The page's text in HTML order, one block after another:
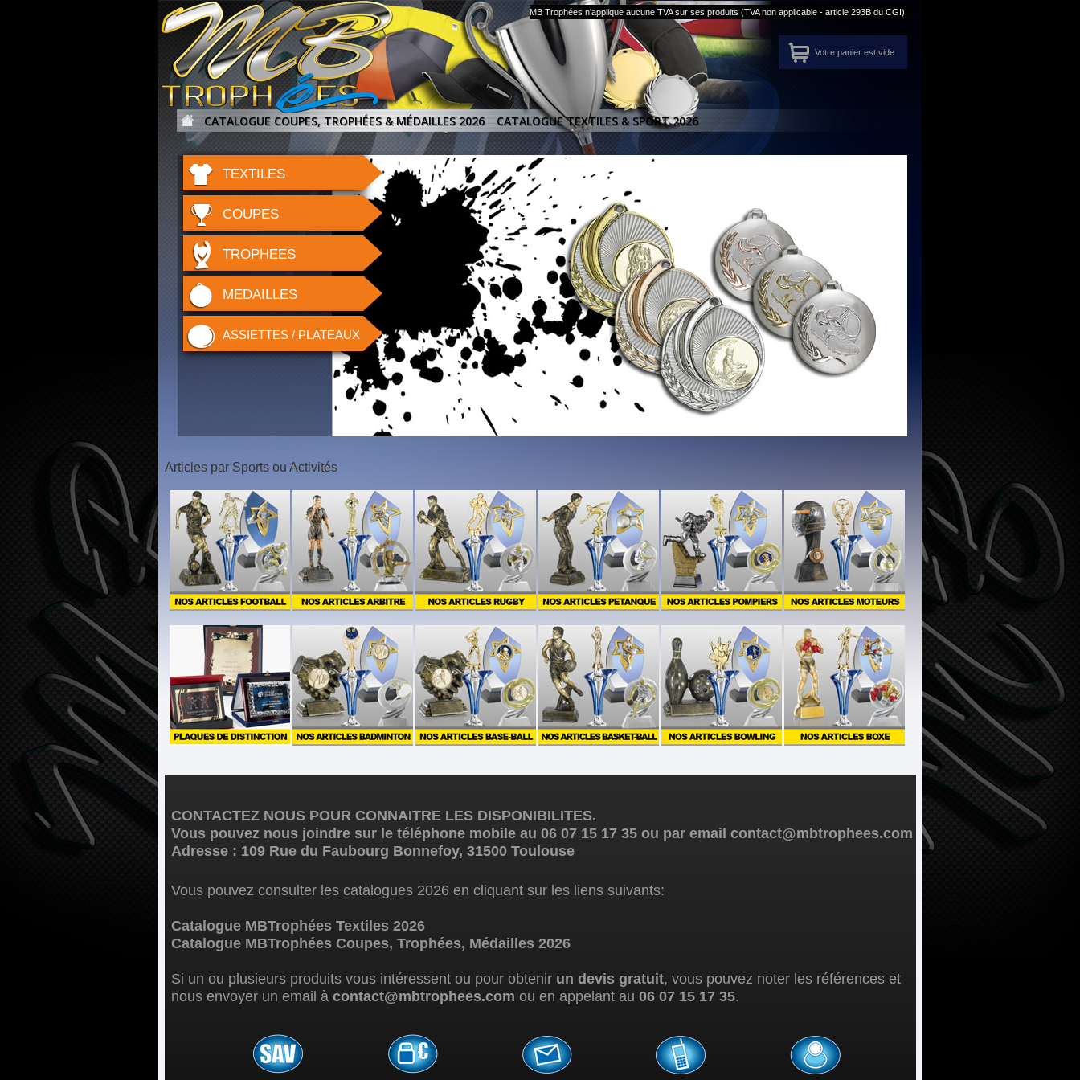
MB Trophées n'applique aucune TVA sur ses produits (TVA non applicable - article 293B du CGI).
Votre panier est vide
CATALOGUE COUPES, TROPHÉES & MÉDAILLES 2026 CATALOGUE TEXTILES & SPORT 2026
TEXTILES
COUPES
TROPHEES
MEDAILLES
ASSIETTES / PLATEAUX
5 1
Articles par Sports ou Activités
CONTACTEZ NOUS POUR CONNAITRE LES DISPONIBILITES.
Vous pouvez nous joindre sur le téléphone mobile au 06 07 15 17 35 ou par email contact@mbtrophees.com
Adresse : 109 Rue du Faubourg Bonnefoy, 31500 Toulouse
Vous pouvez consulter les catalogues 2026 en cliquant sur les liens suivants:
Catalogue MBTrophées Textiles 2026
Catalogue MBTrophées Coupes, Trophées, Médailles 2026
Si un ou plusieurs produits vous intéressent ou pour obtenir un devis gratuit, vous pouvez noter les références et
nous envoyer un email à contact@mbtrophees.com ou en appelant au 06 07 15 17 35.